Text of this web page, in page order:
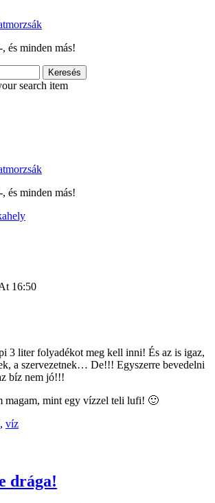
és minden más!
search item
és minden más!
16:50
3 liter folyadékot meg kell inni! És az is igaz,
a szervezetnek… De!!! Egyszerre bevedelni
bíz nem jó!!!
magam, mint egy vízzel teli lufi! 🙂
, víz
drága!